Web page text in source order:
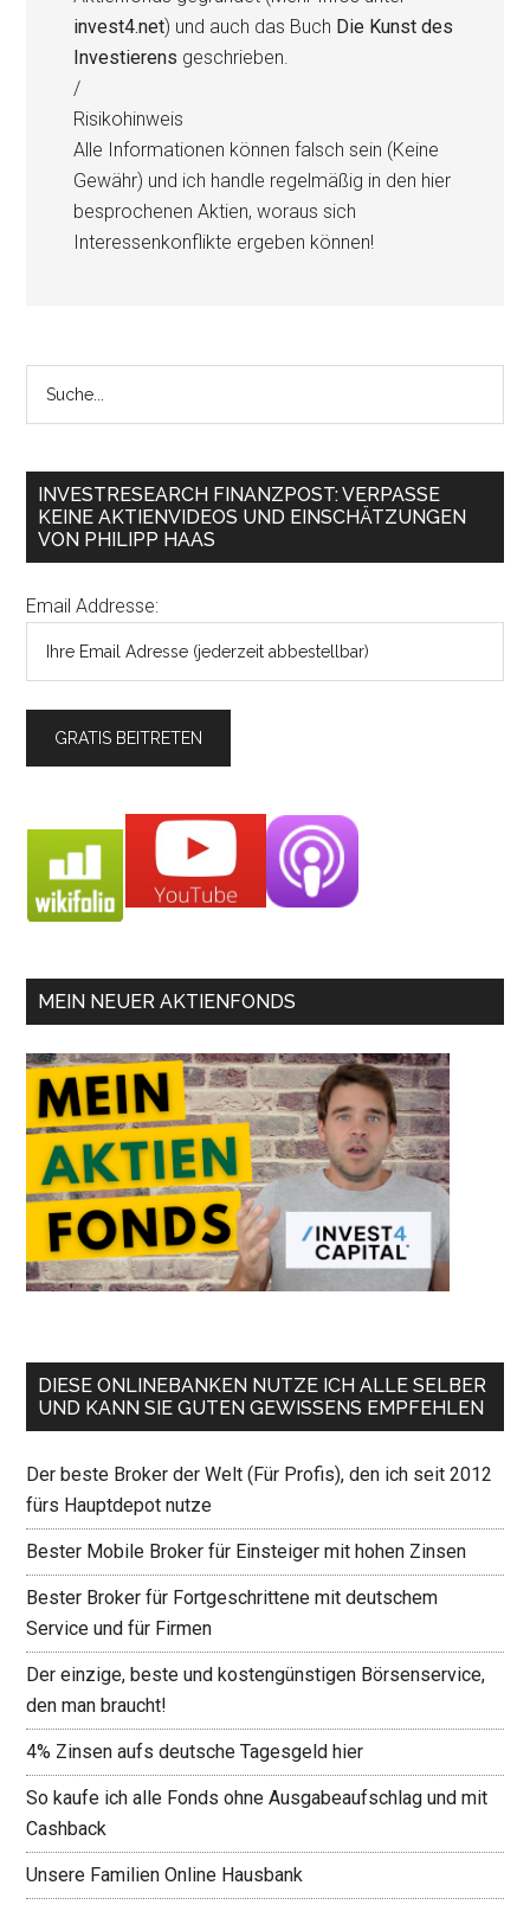
invest4.net) und auch das Buch Die Kunst des
Investierens geschrieben.
/
Risikohinweis
Alle Informationen können falsch sein (Keine
Gewähr) und ich handle regelmäßig in den hier
besprochenen Aktien, woraus sich
Interessenkonflikte ergeben können!
INVESTRESEARCH FINANZPOST: VERPASSE
KEINE AKTIENVIDEOS UND EINSCHÄTZUNGEN
VON PHILIPP HAAS
Email Addresse:
MEIN NEUER AKTIENFONDS
DIESE ONLINEBANKEN NUTZE ICH ALLE SELBER
UND KANN SIE GUTEN GEWISSENS EMPFEHLEN
Der beste Broker der Welt (Für Profis), den ich seit 2012
fürs Hauptdepot nutze
Bester Mobile Broker für Einsteiger mit hohen Zinsen
Bester Broker für Fortgeschrittene mit deutschem
Service und für Firmen
Der einzige, beste und kostengünstigen Börsenservice,
den man braucht!
4% Zinsen aufs deutsche Tagesgeld hier
So kaufe ich alle Fonds ohne Ausgabeaufschlag und mit
Cashback
Unsere Familien Online Hausbank